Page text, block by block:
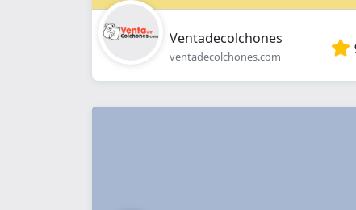
Ventadecolchones
ventadecolchones.com